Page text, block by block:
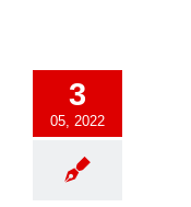
3
05, 2022